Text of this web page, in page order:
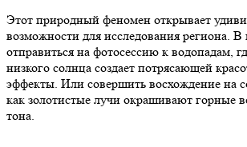
Этот природный феномен открывает
возможности для исследования региона.
отправиться на фотосессию к водопадам,
низкого солнца создает потрясающей
эффекты. Или совершить восхождение на
как золотистые лучи окрашивают горные
тона.